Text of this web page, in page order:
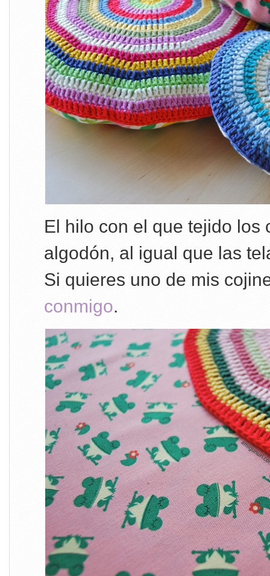
El hilo con el que tejido los
algodón, al igual que las
Si quieres uno de mis
conmigo.